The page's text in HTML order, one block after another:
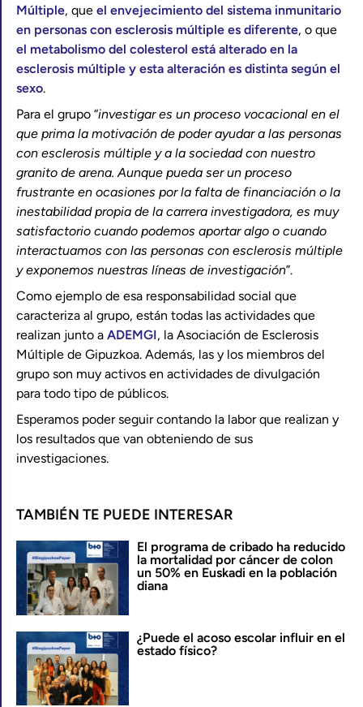
Múltiple, que el envejecimiento del sistema inmunitario
en personas con esclerosis múltiple es diferente, o que
el metabolismo del colesterol está alterado en la
esclerosis múltiple y esta alteración es distinta según el
sexo.
Para el grupo “investigar es un proceso vocacional en el
que prima la motivación de poder ayudar a las personas
con esclerosis múltiple y a la sociedad con nuestro
granito de arena. Aunque pueda ser un proceso
frustrante en ocasiones por la falta de financiación o la
inestabilidad propia de la carrera investigadora, es muy
satisfactorio cuando podemos aportar algo o cuando
interactuamos con las personas con esclerosis múltiple
y exponemos nuestras líneas de investigación”.
Como ejemplo de esa responsabilidad social que
caracteriza al grupo, están todas las actividades que
realizan junto a ADEMGI, la Asociación de Esclerosis
Múltiple de Gipuzkoa. Además, las y los miembros del
grupo son muy activos en actividades de divulgación
para todo tipo de públicos.
Esperamos poder seguir contando la labor que realizan y
los resultados que van obteniendo de sus
investigaciones.
TAMBIÉN TE PUEDE INTERESAR
El programa de cribado ha reducido
la mortalidad por cáncer de colon
un 50% en Euskadi en la población
diana
¿Puede el acoso escolar influir en el
estado físico?